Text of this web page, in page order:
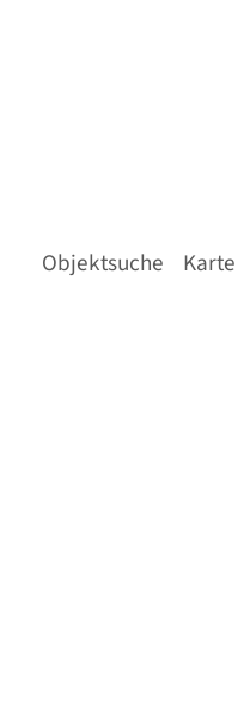
Objektsuche Karte